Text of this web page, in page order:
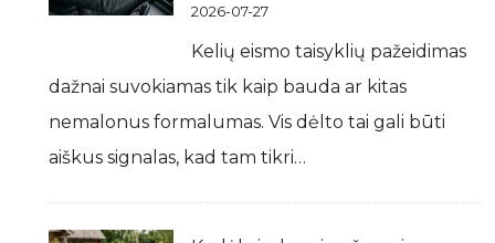
2026-07-27
Kelių eismo taisyklių pažeidimas
dažnai suvokiamas tik kaip bauda ar kitas
nemalonus formalumas. Vis dėlto tai gali būti
aiškus signalas, kad tam tikri…